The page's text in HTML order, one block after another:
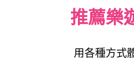
推薦樂
用各種方式